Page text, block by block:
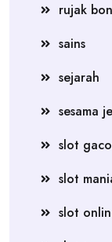
rujak
sains
sejarah
sesama
slot
slot
slot